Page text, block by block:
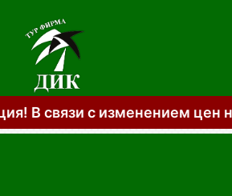
на отдельные услуги